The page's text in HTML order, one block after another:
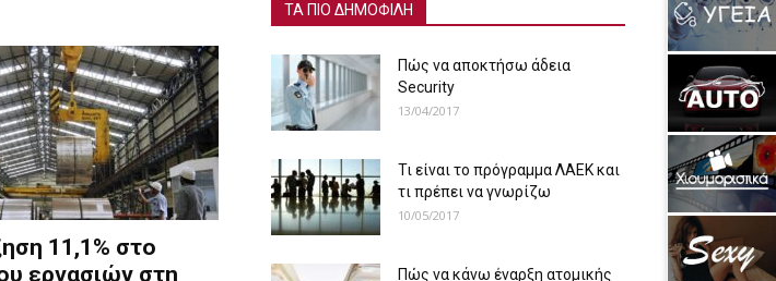
11,1% στο
εργασιών στη
ΤΑ ΠΙΟ ΔΗΜΟΦΙΛΗ
Πώς να αποκτήσω άδεια
Security
13/04/2017
Τι είναι το πρόγραμμα ΛΑΕΚ και
τι πρέπει να γνωρίζω
10/05/2017
Πώς να κάνω έναρξη ατομικής